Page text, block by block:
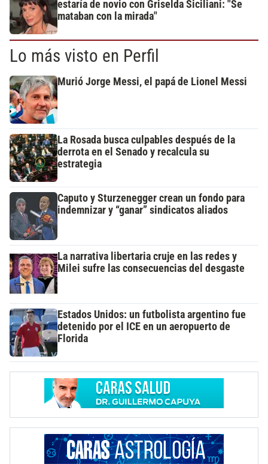
estaría de novio con Griselda Siciliani: "Se
mataban con la mirada"
Lo más visto en Perfil
Murió Jorge Messi, el papá de Lionel Messi
La Rosada busca culpables después de la
derrota en el Senado y recalcula su
estrategia
Caputo y Sturzenegger crean un fondo para
indemnizar y “ganar” sindicatos aliados
La narrativa libertaria cruje en las redes y
Milei sufre las consecuencias del desgaste
Estados Unidos: un futbolista argentino fue
detenido por el ICE en un aeropuerto de
Florida